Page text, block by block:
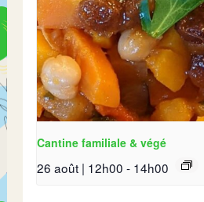
Cantine familiale & végé
26 août | 12h00 - 14h00